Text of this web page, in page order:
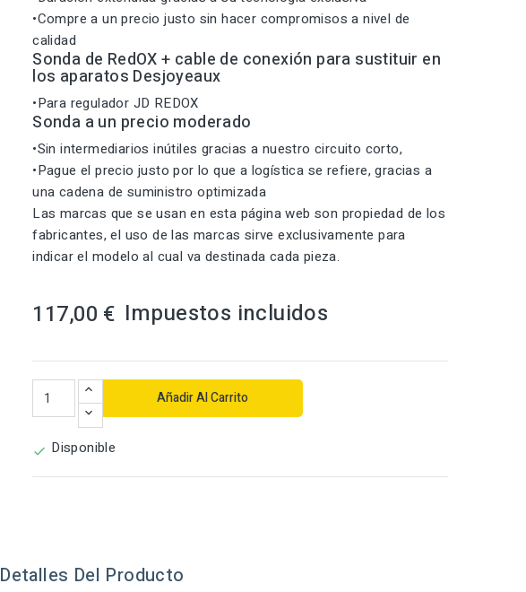
•Compre a un precio justo sin hacer compromisos a nivel de
calidad
Sonda de RedOX + cable de conexión para sustituir en
los aparatos Desjoyeaux
•Para regulador JD REDOX
Sonda a un precio moderado
•Sin intermediarios inútiles gracias a nuestro circuito corto,
•Pague el precio justo por lo que a logística se refiere, gracias a
una cadena de suministro optimizada
Las marcas que se usan en esta página web son propiedad de los
fabricantes, el uso de las marcas sirve exclusivamente para
indicar el modelo al cual va destinada cada pieza.
117,00 € Impuestos incluidos
Añadir Al Carrito
 Disponible
Detalles Del Producto